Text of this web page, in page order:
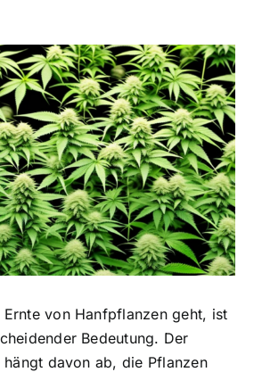
Ernte von Hanfpflanzen geht, ist
Bedeutung. Der
davon ab, die Pflanzen